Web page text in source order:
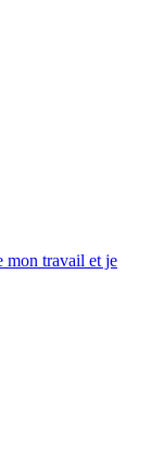
mon travail et je